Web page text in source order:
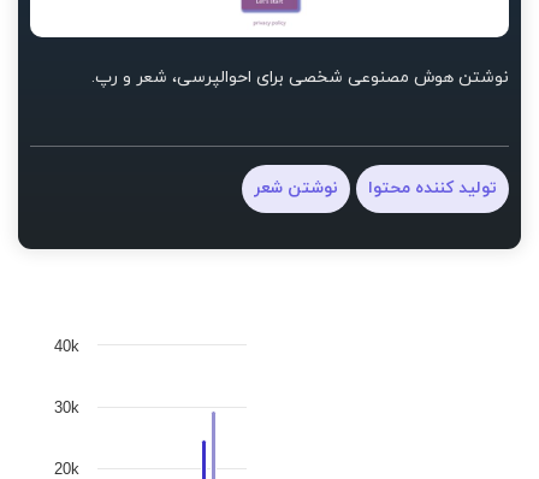
نوشتن هوش مصنوعی شخصی برای احوالپرسی، شعر و رپ.
تولید کننده محتوا نوشتن شعر
20k
30k
40k